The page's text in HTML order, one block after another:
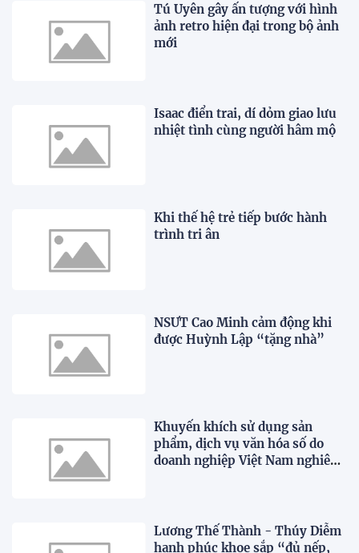
Tú Uyên gây ấn tượng với hình
ảnh retro hiện đại trong bộ ảnh
mới
Isaac điển trai, dí dỏm giao lưu
nhiệt tình cùng người hâm mộ
Khi thế hệ trẻ tiếp bước hành
trình tri ân
NSƯT Cao Minh cảm động khi
được Huỳnh Lập “tặng nhà”
Khuyến khích sử dụng sản
phẩm, dịch vụ văn hóa số do
doanh nghiệp Việt Nam nghiên
Lương Thế Thành - Thúy Diễm
hạnh phúc khoe sắp “đủ nếp,